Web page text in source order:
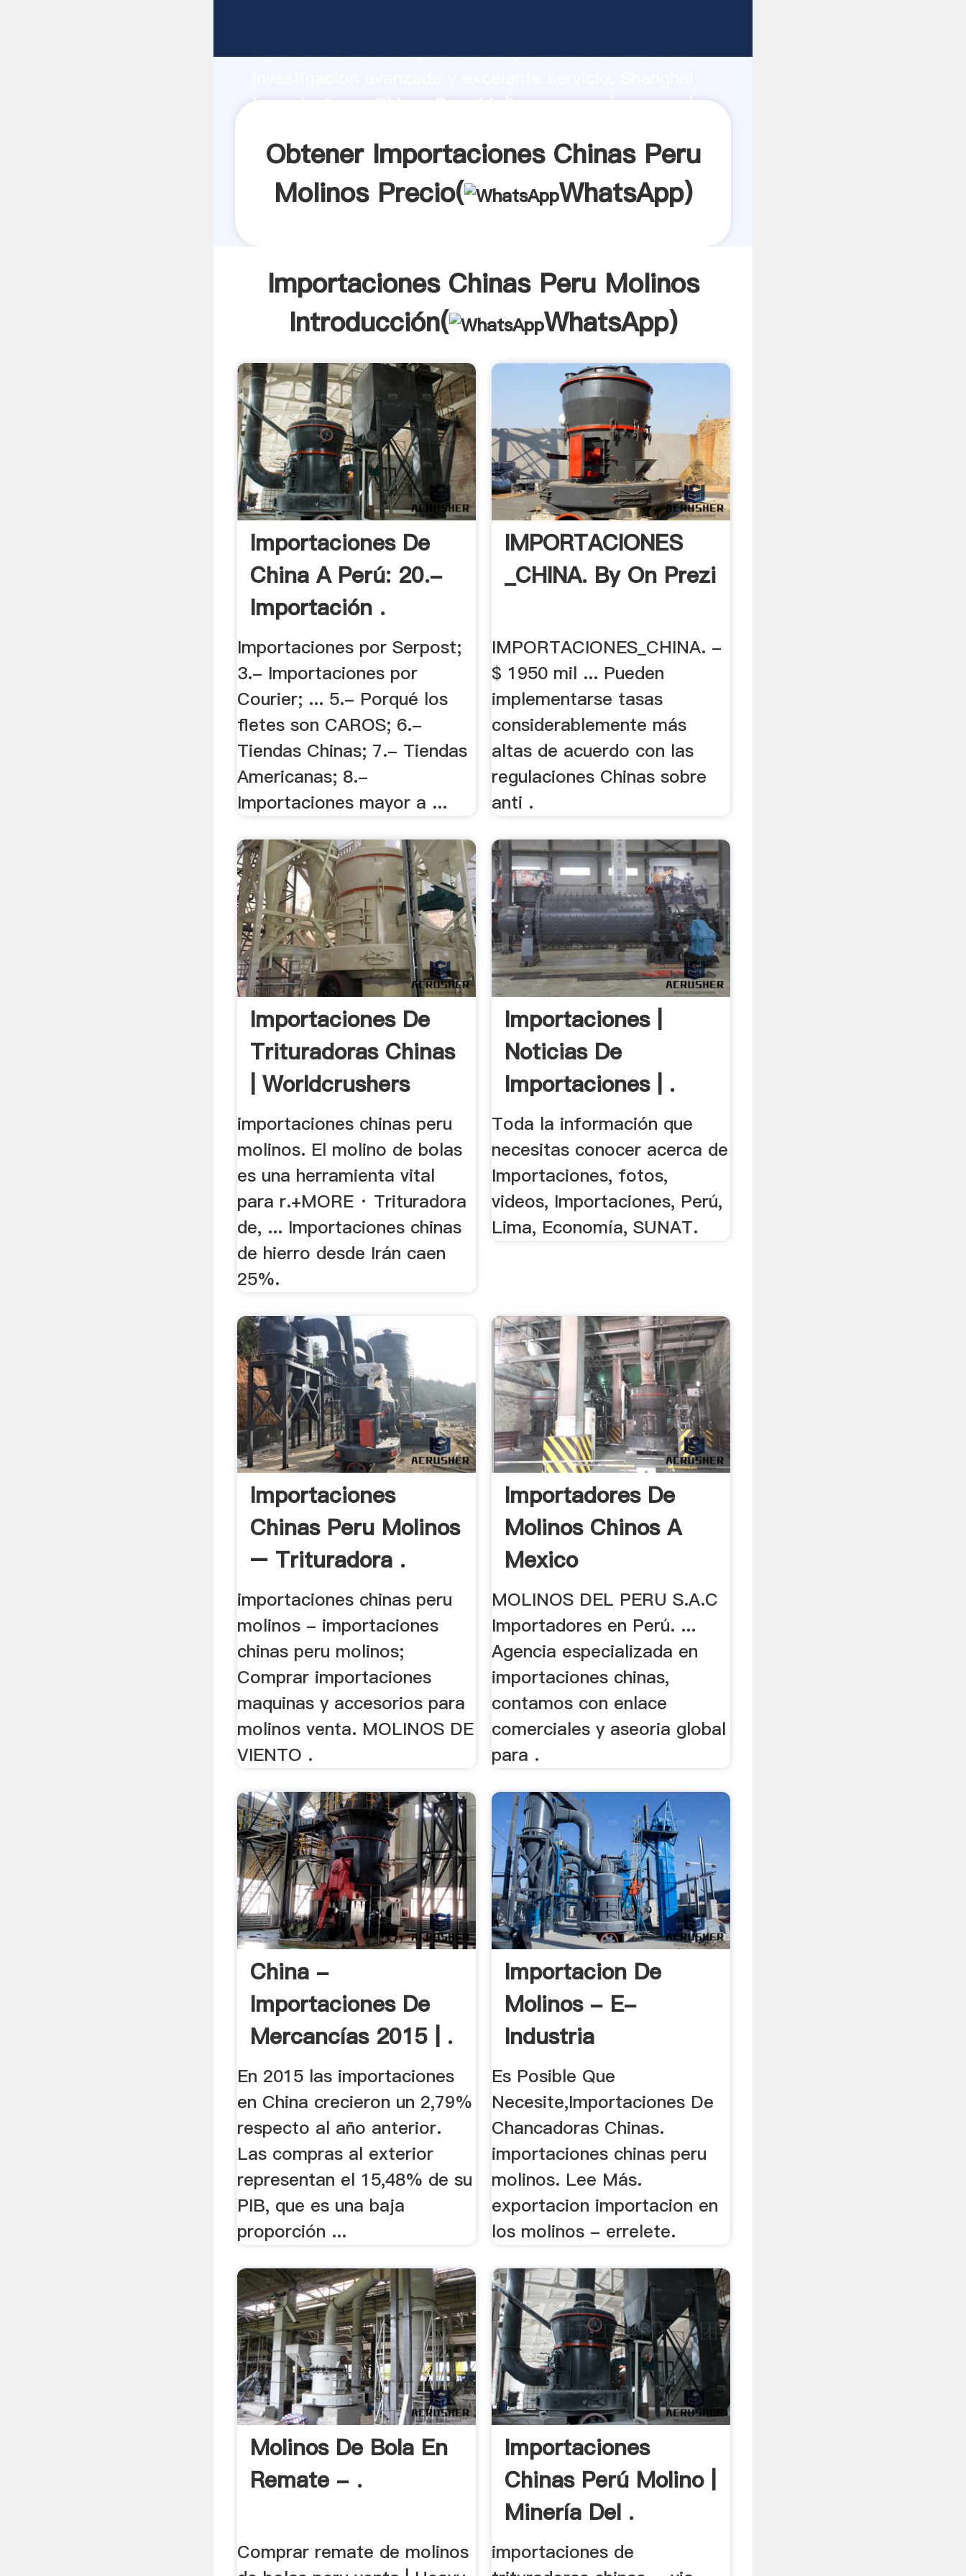
Agarrando fuerte capacidad de producción, fuerza de
Importaciones Chinas Peru Molinos proveedor crea el
Obtener Importaciones Chinas Peru
Molinos Precio(
WhatsApp)
Importaciones Chinas Peru Molinos
Introducción(
WhatsApp)
Importaciones De
China A Perú: 20.-
Importación .
Importaciones por Serpost;
3.- Importaciones por
Courier; ... 5.- Porqué los
fletes son CAROS; 6.-
Tiendas Chinas; 7.- Tiendas
Americanas; 8.-
Importaciones mayor a ...
IMPORTACIONES
_CHINA. By On Prezi
IMPORTACIONES_CHINA. -
$ 1950 mil ... Pueden
implementarse tasas
considerablemente más
altas de acuerdo con las
regulaciones Chinas sobre
anti .
Importaciones De
Trituradoras Chinas
| Worldcrushers
importaciones chinas peru
molinos. El molino de bolas
es una herramienta vital
para r.+MORE · Trituradora
de, ... Importaciones chinas
de hierro desde Irán caen
25%.
Importaciones |
Noticias De
Importaciones | .
Toda la información que
necesitas conocer acerca de
Importaciones, fotos,
videos, Importaciones, Perú,
Lima, Economía, SUNAT.
Importaciones
Chinas Peru Molinos
– Trituradora .
importaciones chinas peru
molinos - importaciones
chinas peru molinos;
Comprar importaciones
maquinas y accesorios para
molinos venta. MOLINOS DE
VIENTO .
Importadores De
Molinos Chinos A
Mexico
MOLINOS DEL PERU S.A.C
Importadores en Perú. ...
Agencia especializada en
importaciones chinas,
contamos con enlace
comerciales y aseoria global
para .
China -
Importaciones De
Mercancías 2015 | .
En 2015 las importaciones
en China crecieron un 2,79%
respecto al año anterior.
Las compras al exterior
representan el 15,48% de su
PIB, que es una baja
proporción ...
Importacion De
Molinos - E-
Industria
Es Posible Que
Necesite,Importaciones De
Chancadoras Chinas.
importaciones chinas peru
molinos. Lee Más.
exportacion importacion en
los molinos - errelete.
Molinos De Bola En
Remate - .
Comprar remate de molinos
Importaciones
Chinas Perú Molino |
Minería Del .
importaciones de